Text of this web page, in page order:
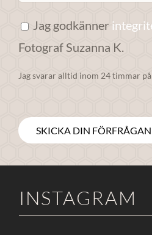
Jag godkänner
Fotograf Suzanna K.
Jag svarar alltid inom 24 timmar
INSTAGRAM